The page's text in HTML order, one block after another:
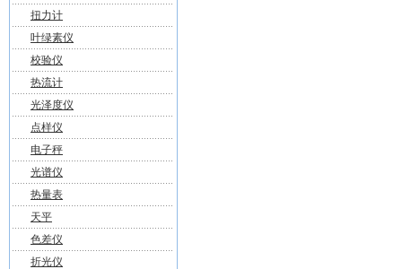
扭力计
叶绿素仪
校验仪
热流计
光泽度仪
点样仪
电子秤
光谱仪
热量表
天平
色差仪
折光仪